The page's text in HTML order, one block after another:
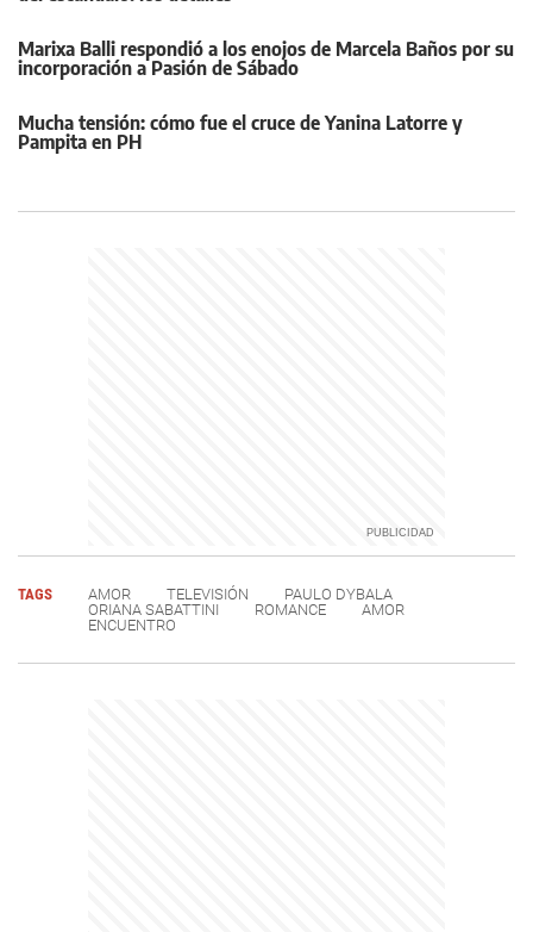
Marixa Balli respondió a los enojos de Marcela Baños por su
incorporación a Pasión de Sábado
Mucha tensión: cómo fue el cruce de Yanina Latorre y
Pampita en PH
TAGS AMOR TELEVISIÓN
PAULO DYBALA
ORIANA SABATTINI
ROMANCE
AMOR
ENCUENTRO